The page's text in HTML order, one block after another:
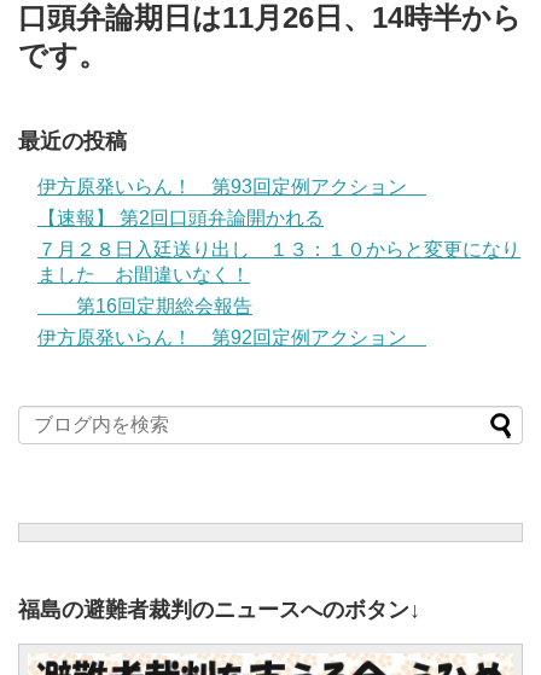
口頭弁論期日は11月26日、14時半から
です。
最近の投稿
伊方原発いらん！ 第93回定例アクション
【速報】 第2回口頭弁論開かれる
７月２８日入廷送り出し １３：１０からと変更になり
ました お間違いなく！
第16回定期総会報告
伊方原発いらん！ 第92回定例アクション
福島の避難者裁判のニュースへのボタン↓